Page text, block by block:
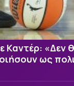
Καντέρ: «Δεν
ως